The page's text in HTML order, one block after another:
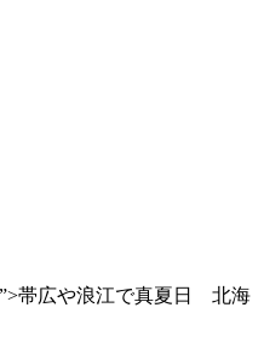
”>帯広や浪江で真夏日 北海